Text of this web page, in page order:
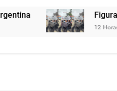
Figuras de la cultura se